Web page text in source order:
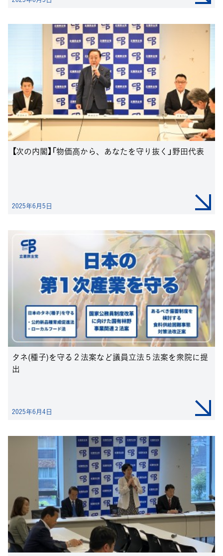
【次の内閣】「物価高から、あなたを守り抜く」野田代表
2025年6月5日
タネ(種子)を守る２法案など議員立法５法案を衆院に提
出
2025年6月4日